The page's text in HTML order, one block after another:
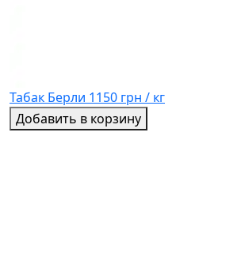
Табак Берли 1150 грн / кг
Добавить в корзину